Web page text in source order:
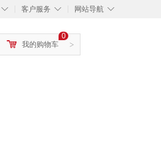
◇ ◇
客户服务 ◇
网站导航
>
0
我的购物车